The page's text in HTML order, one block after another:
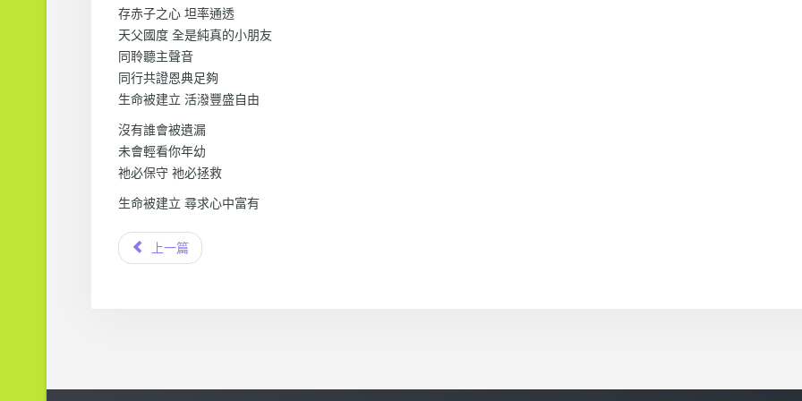
存赤子之心 坦率通透
天父國度 全是純真的小朋友
同聆聽主聲音
同行共證恩典足夠
生命被建立 活潑豐盛自由
沒有誰會被遺漏
未會輕看你年幼
祂必保守 祂必拯救
生命被建立 尋求心中富有
上一篇